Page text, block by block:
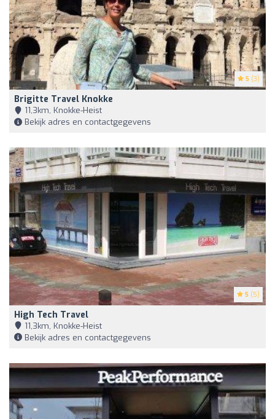
5 (3)
Brigitte Travel Knokke
11,3km, Knokke-Heist
Bekijk adres en contactgegevens
5 (5)
High Tech Travel
11,3km, Knokke-Heist
Bekijk adres en contactgegevens